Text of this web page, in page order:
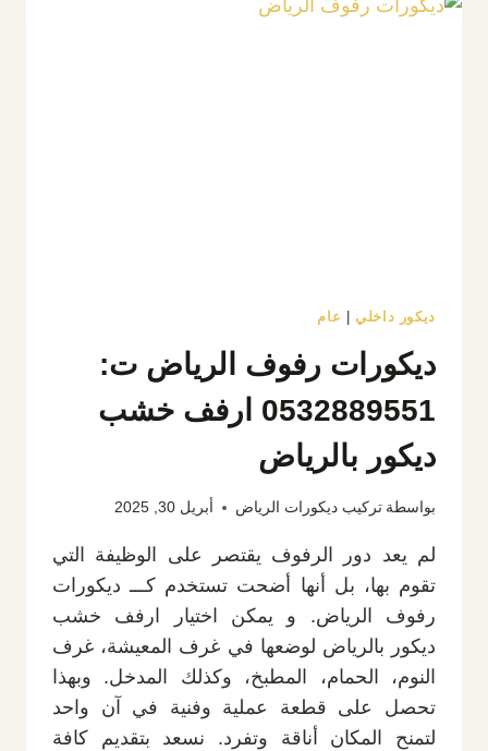
ديكور داخلي عام
ديكورات رفوف الرياض ت:
0532889551 ارفف خشب
ديكور بالرياض
بواسطة تركيب ديكورات الرياض أبريل 30, 2025
لم يعد دور الرفوف يقتصر على الوظيفة التي
تقوم بها، بل أنها أضحت تستخدم كـــ ديكورات
رفوف الرياض. و يمكن اختيار ارفف خشب
ديكور بالرياض لوضعها في غرف المعيشة، غرف
النوم، الحمام، المطبخ، وكذلك المدخل. وبهذا
تحصل على قطعة عملية وفنية في آن واحد
لتمنح المكان أناقة وتفرد. نسعد بتقديم كافة